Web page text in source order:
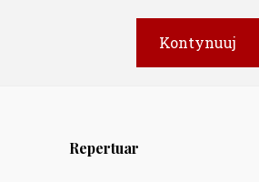
Repertuar